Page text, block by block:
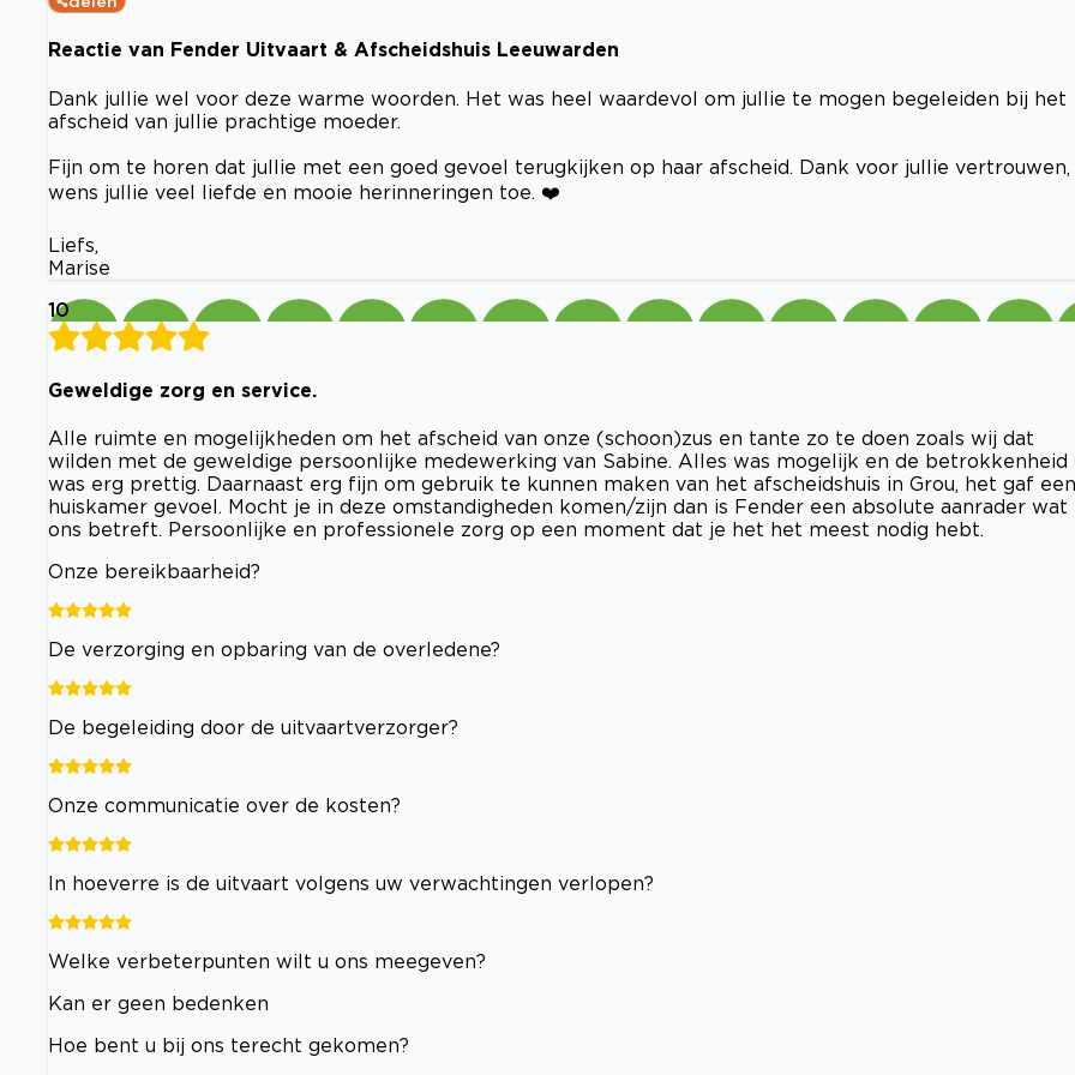
Reactie van Fender Uitvaart & Afscheidshuis Leeuwarden
Dank jullie wel voor deze warme woorden. Het was heel waardevol om jullie te mogen begeleiden bij het
afscheid van jullie prachtige moeder.
Fijn om te horen dat jullie met een goed gevoel terugkijken op haar afscheid. Dank voor jullie vertrouwen,
wens jullie veel liefde en mooie herinneringen toe. ❤️
Liefs,
Marise
10
Geweldige zorg en service.
Alle ruimte en mogelijkheden om het afscheid van onze (schoon)zus en tante zo te doen zoals wij dat
wilden met de geweldige persoonlijke medewerking van Sabine. Alles was mogelijk en de betrokkenheid
was erg prettig. Daarnaast erg fijn om gebruik te kunnen maken van het afscheidshuis in Grou, het gaf een
huiskamer gevoel. Mocht je in deze omstandigheden komen/zijn dan is Fender een absolute aanrader wat
ons betreft. Persoonlijke en professionele zorg op een moment dat je het het meest nodig hebt.
Onze bereikbaarheid?
De verzorging en opbaring van de overledene?
De begeleiding door de uitvaartverzorger?
Onze communicatie over de kosten?
In hoeverre is de uitvaart volgens uw verwachtingen verlopen?
Welke verbeterpunten wilt u ons meegeven?
Kan er geen bedenken
Hoe bent u bij ons terecht gekomen?